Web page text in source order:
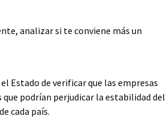
analizar si te conviene más un
Estado de verificar que las empresas
podrían perjudicar la estabilidad del
cada país.